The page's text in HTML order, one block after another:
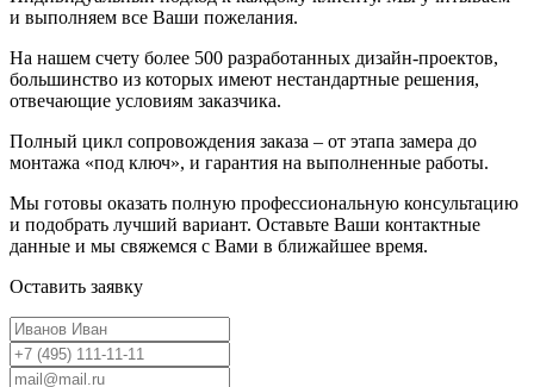
и выполняем все Ваши пожелания.
На нашем счету более 500 разработанных дизайн-проектов,
большинство из которых имеют нестандартные решения,
отвечающие условиям заказчика.
Полный цикл сопровождения заказа – от этапа замера до
монтажа «под ключ», и гарантия на выполненные работы.
Мы готовы оказать полную профессиональную консультацию
и подобрать лучший вариант. Оставьте Ваши контактные
данные и мы свяжемся с Вами в ближайшее время.
Оставить заявку